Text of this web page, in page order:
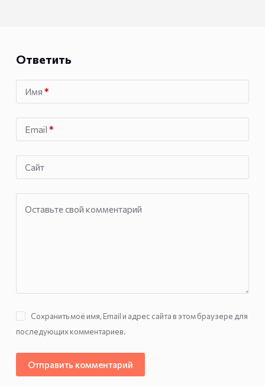
Ответить
Имя *
Email *
Сайт
Оставьте свой комментарий
Сохранить моё имя, Email и адрес сайта в этом браузере для
последующих комментариев.
Отправить комментарий